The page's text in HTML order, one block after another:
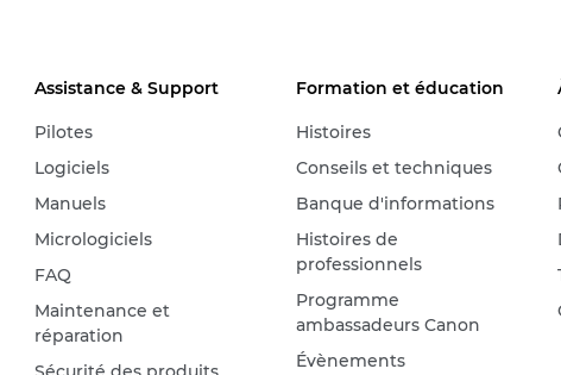
Assistance & Support
Pilotes
Logiciels
Manuels
Micrologiciels
FAQ
Maintenance et
réparation
Formation et éducation
Histoires
Conseils et techniques
Banque d'informations
Histoires de
professionnels
Programme
ambassadeurs Canon
Évènements